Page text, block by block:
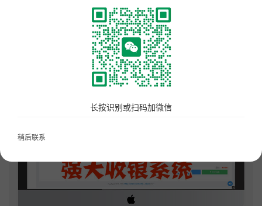
点单星门店小程序
智慧城管执法静态停车管理系统
待办通——会议360度通知
门店收银机
长按识别或扫码加微信
稍后联系